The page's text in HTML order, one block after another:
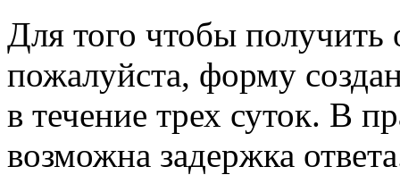
Для того чтобы получить
пожалуйста, форму
в течение трех суток. В
возможна задержка